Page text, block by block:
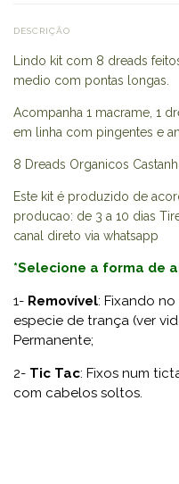
DESCRIÇÃO
Lindo kit com 8 dreads
medio com pontas longas.
Acompanha 1 macrame, 1
em linha com pingentes e
8 Dreads Organicos
Este kit é produzido de
producao: de 3 a 10 dias
canal direto via whatsapp
*Selecione a forma de
1- Removível: Fixando
especie de trança (ver
Permanente;
2- Tic Tac: Fixos num
com cabelos soltos.